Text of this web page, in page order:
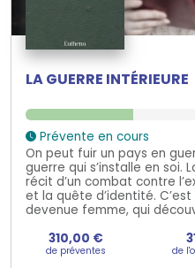
LA GUERRE INTÉRIEURE
Prévente en cours
On peut fuir un pays en
guerre qui s’installe en soi.
récit d’un combat contre
et la quête d’identité. C’est
devenue femme, qui
310,00 €
de préventes de